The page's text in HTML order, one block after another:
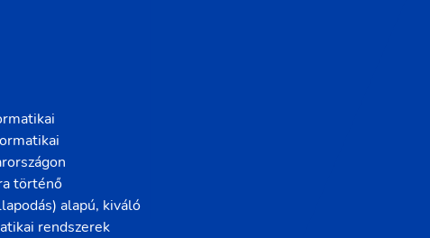
történő
alapú, kiváló
rendszerek